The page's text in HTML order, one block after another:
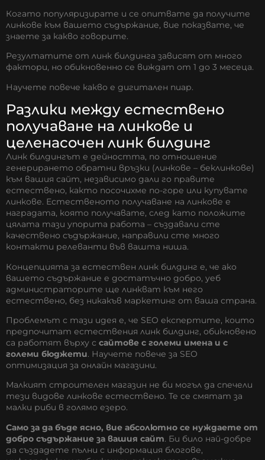
Когато популяризирате и се опитвате да получите
линкове към вашето съдържание, вие показвате, че
знаете за какво говорите.
Резултатите от линк билдинга зависят от много
фактори, но обикновенно се виждат от 1 до 3 месеца.
Научете повече какво е дигитален пиар.
Разлики между естествено
получаване на линкове и
целенасочен линк билдинг
Линк билдингът е дейността, по отношение
генерирането обратни връзки (линкове – беклинкове)
към вашия сайт, независимо дали го правите
естествено, както посочихме по-горе или купувате
линкове. Естественото получаване на линкове е
наградата, която получавате, след като положите
цялата тази упорита работа – създавали сте
качествено съдържание, направили сте много
контакти релеванти във вашта ниша.
Концепцията за естествен линк билдинг е, че ако
вашето съдържание е достатъчно добро, уеб
администраторите ще линкват към него
естествено, без никакъв маркетинг от ваша страна.
Проблемът с тази идея е, че SEO експертите, които
предпочитат естествения линк билдинг, обикновено
са работят върху с сайтове с големи имена и с
големи бюджети. Научете повече за SEO
оптимизация за онлайн магазини.
Малкият строителен магазин не би могъл да спечели
тези видове линкове естествено. Те се смятат за
малки риби в голямо езеро.
Само за да бъде ясно, вие абсолютно се нуждаете от
добро съдържание за вашия сайт. Би било най-добре
да създадете пълни с информация блогове,